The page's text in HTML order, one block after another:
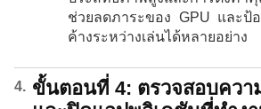
ช่วยลดภาระของ GPU และป้
ค้างระหว่างเล่นได้หลายอย่าง
ขั้นตอนที่ 4: ตรวจสอบควา